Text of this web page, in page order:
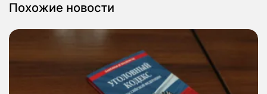
Похожие новости